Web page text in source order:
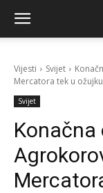
Vijesti Svijet
Mercatora tek u ožujku
Svijet
Konačna